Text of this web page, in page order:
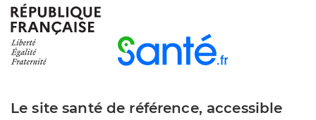
Le site santé de référence, accessible